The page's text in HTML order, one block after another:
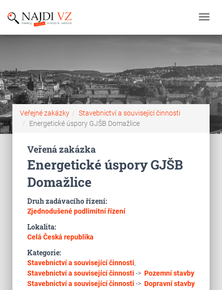
Veřejné zakázky
Stavebnictví a související činnosti
Energetické úspory GJŠB Domažlice
Veřená zakázka
Energetické úspory GJŠB
Domažlice
Druh zadávacího řízení:
Zjednodušené podlimitní řízení
Lokalita:
Celá Česká republika
Kategorie:
Stavebnictví a související činnosti,
Stavebnictví a související činnosti -> Pozemní stavby
Stavebnictví a související činnosti -> Dopravní stavby